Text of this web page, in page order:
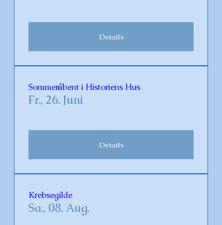
Details
Sommeråbent i Historiens Hus
Fr., 26. Juni
Details
Krebsegilde
Sa., 08. Aug.